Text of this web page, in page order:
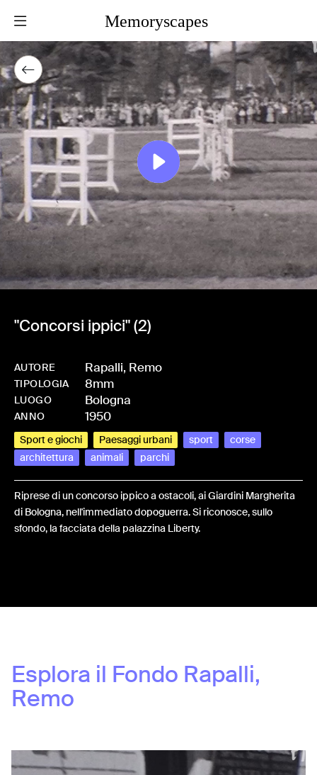
Memoryscapes
"Concorsi ippici" (2)
AUTORE Rapalli, Remo
TIPOLOGIA 8mm
LUOGO Bologna
ANNO 1950
Sport e giochi Paesaggi urbani sport
corse
architettura
animali parchi
Riprese di un concorso ippico a ostacoli, ai Giardini Margherita
di Bologna, nell'immediato dopoguerra. Si riconosce, sullo
sfondo, la facciata della palazzina Liberty.
Esplora il Fondo Rapalli,
Remo